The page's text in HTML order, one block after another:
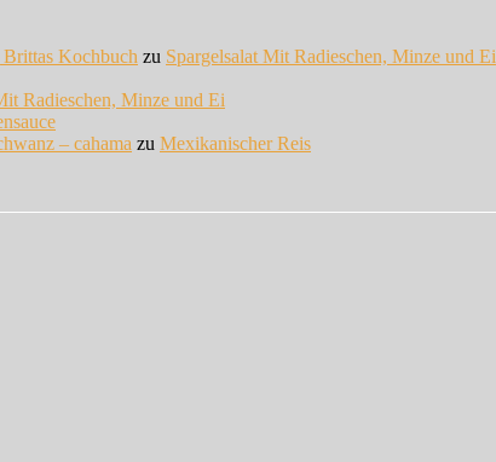
Brittas Kochbuch zu Spargelsalat Mit Radieschen, Minze und Ei
Radieschen, Minze und Ei
– cahama zu Mexikanischer Reis